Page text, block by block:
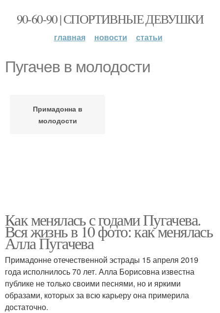
90-60-90 | СПОРТИВНЫЕ ДЕВУШКИ
главная новости статьи
Пугачев в молодости
Примадонна в
молодости
Как менялась с годами Пугачева.
Вся жизнь в 10 фото: как менялась
Алла Пугачева
Примадонне отечественной эстрады 15 апреля 2019
года исполнилось 70 лет. Алла Борисовна известна
публике не только своими песнями, но и яркими
образами, которых за всю карьеру она примерила
достаточно.